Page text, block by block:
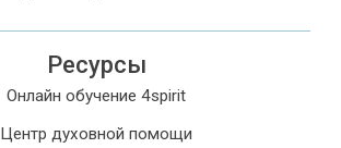
Ресурсы
Онлайн обучение 4spirit
Центр духовной помощи